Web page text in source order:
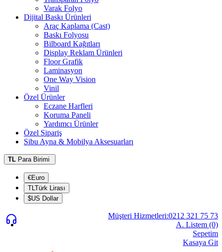
Varak Folyo
Dijital Baskı Ürünleri
Araç Kaplama (Cast)
Baskı Folyosu
Bilboard Kağıtları
Display Reklam Ürünleri
Floor Grafik
Laminasyon
One Way Vision
Vinil
Özel Ürünler
Eczane Harfleri
Koruma Paneli
Yardımcı Ürünler
Özel Sipariş
Sibu Ayna & Mobilya Aksesuarları
TL Para Birimi
€Euro
TLTürk Lirası
$US Dollar
Müşteri Hizmetleri:0212 321 75 73
A. Listem (0)
Sepetim
Kasaya Git